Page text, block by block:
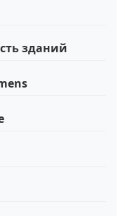
зданий